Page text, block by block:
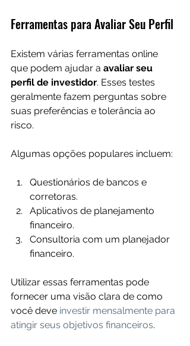
Ferramentas para Avaliar Seu Perfil
Existem várias ferramentas online
que podem ajudar a avaliar seu
perfil de investidor. Esses testes
geralmente fazem perguntas sobre
suas preferências e tolerância ao
risco.
Algumas opções populares incluem:
Questionários de bancos e
corretoras.
Aplicativos de planejamento
financeiro.
Consultoria com um planejador
financeiro.
Utilizar essas ferramentas pode
fornecer uma visão clara de como
você deve investir mensalmente para
atingir seus objetivos financeiros.